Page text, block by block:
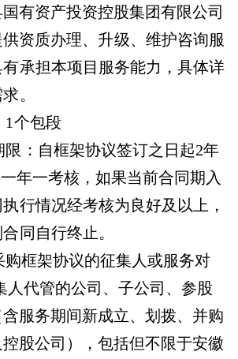
有资产投资控股集团有限公司
供资质办理、升级、维护咨询服
有承担本项目服务能力，具体详
。
1个包段
： 自框架协议签订之日起2年
一年一考核，如果当前合同期入
行情况经考核为良好及以上，
同自行终止。
购框架协议的征集人或服务对
人代管的公司、子公司、参股
含服务期间新成立、划拨、并购
股公司），包括但不限于安徽